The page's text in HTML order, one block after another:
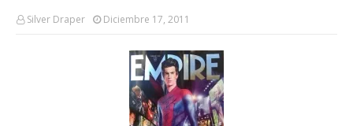
Silver Draper Diciembre 17, 2011